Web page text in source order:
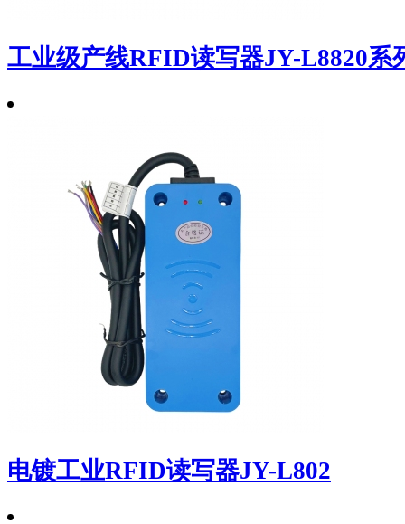
工业级产线RFID读写器JY-L8820系
电镀工业RFID读写器JY-L802